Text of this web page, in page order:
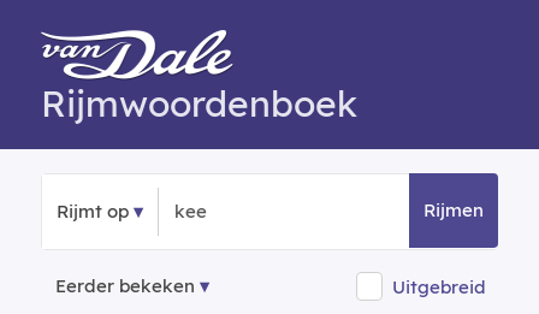
Rijmwoordenboek
Rijmt op Rijmen
Eerder bekeken Uitgebreid